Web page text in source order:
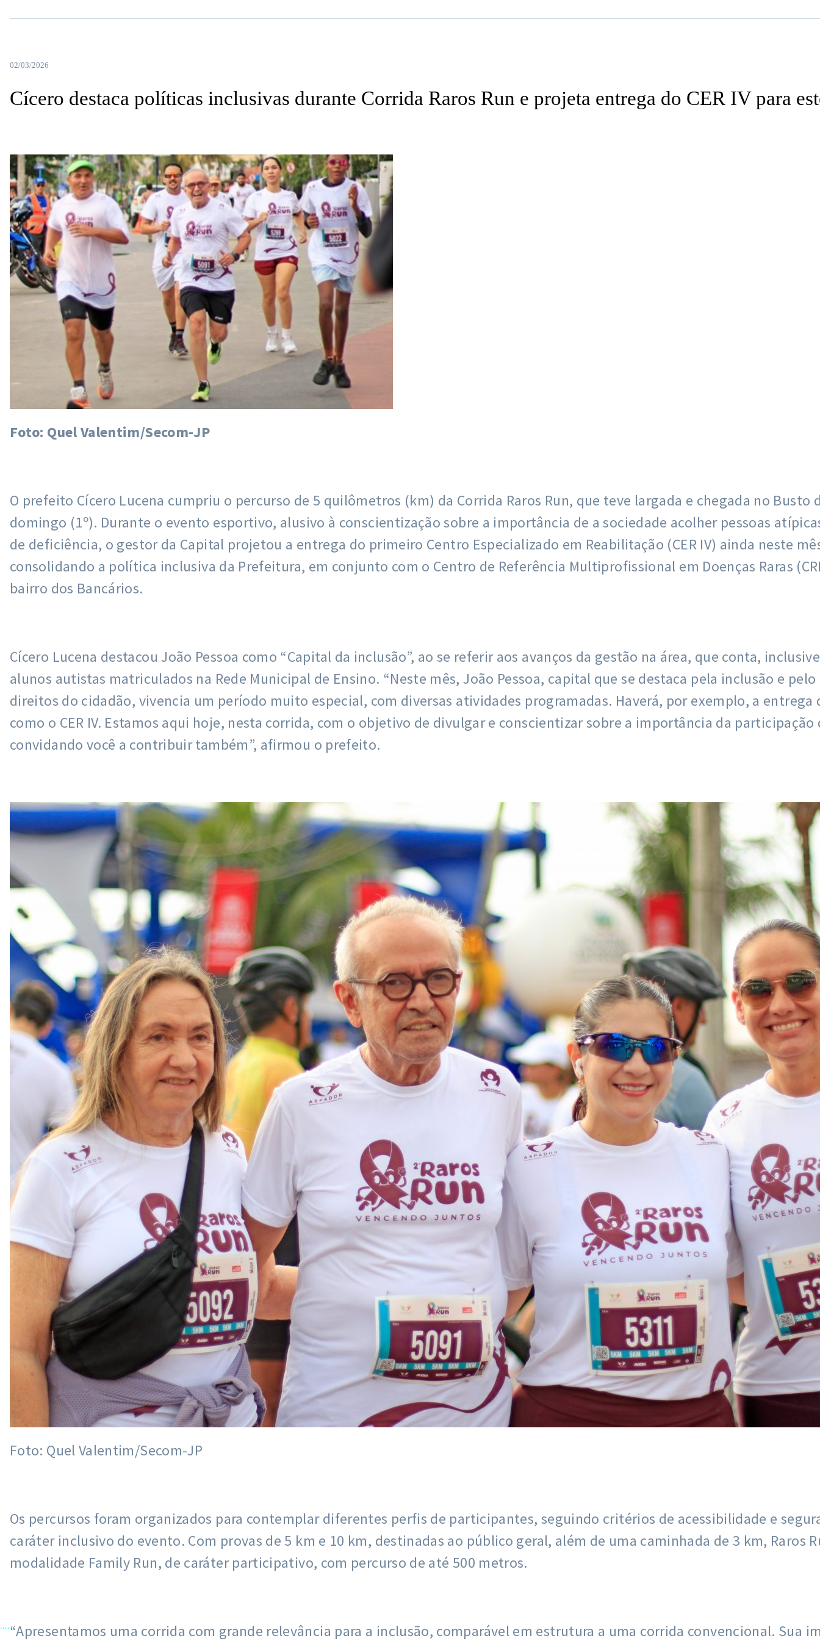
....
02/03/2026
Cícero destaca políticas inclusivas durante Corrida Raros Run e projeta entrega do CER IV para
Foto: Quel Valentim/Secom-JP
O prefeito Cícero Lucena cumpriu o percurso de 5 quilômetros (km) da Corrida Raros Run, que teve largada e chegada no Busto
domingo (1º). Durante o evento esportivo, alusivo à conscientização sobre a importância de a sociedade acolher pessoas
de deficiência, o gestor da Capital projetou a entrega do primeiro Centro Especializado em Reabilitação (CER IV) ainda neste
consolidando a política inclusiva da Prefeitura, em conjunto com o Centro de Referência Multiprofissional em Doenças Raras
bairro dos Bancários.
Cícero Lucena destacou João Pessoa como “Capital da inclusão”, ao se referir aos avanços da gestão na área, que conta,
alunos autistas matriculados na Rede Municipal de Ensino. “Neste mês, João Pessoa, capital que se destaca pela inclusão e
direitos do cidadão, vivencia um período muito especial, com diversas atividades programadas. Haverá, por exemplo, a entrega
como o CER IV. Estamos aqui hoje, nesta corrida, com o objetivo de divulgar e conscientizar sobre a importância da participação
convidando você a contribuir também”, afirmou o prefeito.
Foto: Quel Valentim/Secom-JP
Os percursos foram organizados para contemplar diferentes perfis de participantes, seguindo critérios de acessibilidade e
caráter inclusivo do evento. Com provas de 5 km e 10 km, destinadas ao público geral, além de uma caminhada de 3 km, Raros
modalidade Family Run, de caráter participativo, com percurso de até 500 metros.
“Apresentamos uma corrida com grande relevância para a inclusão, comparável em estrutura a uma corrida convencional. Sua